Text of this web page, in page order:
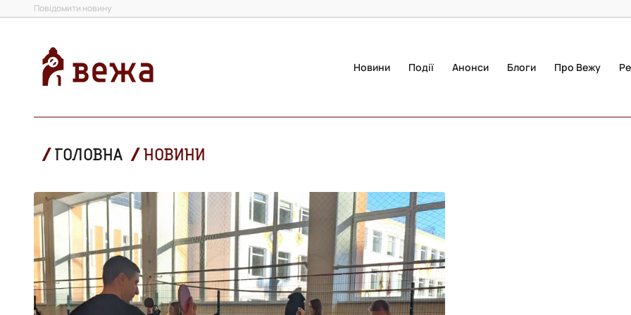
Повідомити новину
Новини Події Анонси Блоги Про Вежу
ГОЛОВНА НОВИНИ